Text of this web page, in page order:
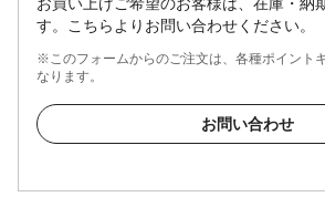
す。こちらよりお問い合わせください。
※このフォームからのご注文は、各種ポイント
なります。
お問い合わせ